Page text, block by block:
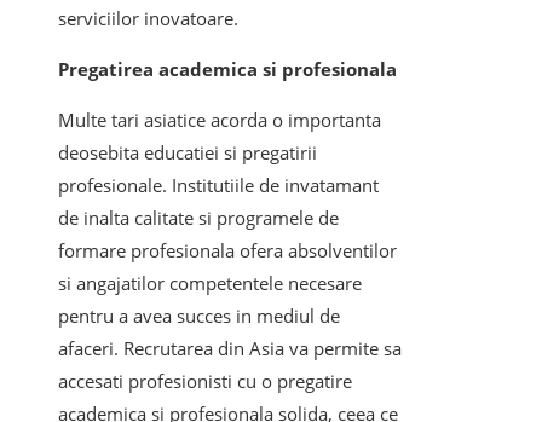
serviciilor inovatoare.
Pregatirea academica si profesionala
Multe tari asiatice acorda o importanta
deosebita educatiei si pregatirii
profesionale. Institutiile de invatamant
de inalta calitate si programele de
formare profesionala ofera absolventilor
si angajatilor competentele necesare
pentru a avea succes in mediul de
afaceri. Recrutarea din Asia va permite sa
accesati profesionisti cu o pregatire
academica si profesionala solida, ceea ce